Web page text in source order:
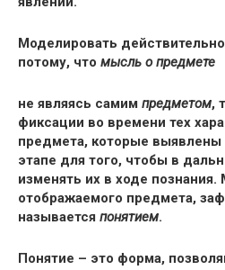
Моделировать
потому, что мысль о предмете
не являясь самим предметом,
фиксации во времени тех
предмета, которые
этапе для того, чтобы в
изменять их в ходе
отображаемого предмета,
называется понятием.
Понятие – это форма,